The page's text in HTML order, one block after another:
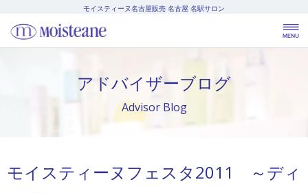
モイスティーヌ名古屋販売 名古屋 名駅サロン
アドバイザーブログ
Advisor Blog
モイスティーヌフェスタ2011 ～ディ